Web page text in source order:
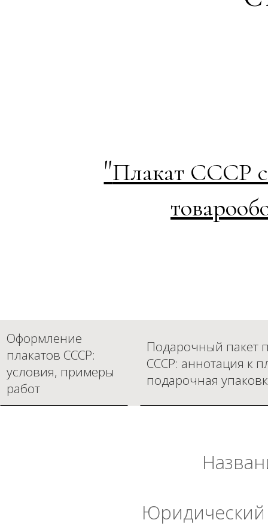
"Плакат СССР
Оформление
плакатов СССР:
условия, примеры
работ
Подарочный пакет
СССР: аннотация к
подарочная